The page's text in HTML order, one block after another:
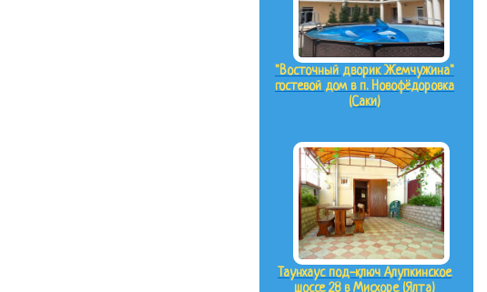
"Восточный дворик Жемчужина"
гостевой дом в п. Новофёдоровка
(Саки)
Таунхаус под-ключ Алупкинское
шоссе 28 в Мисхоре (Ялта)